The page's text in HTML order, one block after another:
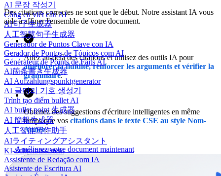
AI 문장 작성기
Công cụ viết câu AI
AI句子生成器
人工智慧句子生成器
Generador de Puntos Clave con IA
Gerador de Pontos de Tópicos com AI
Générateur de Points de Faits AI
AI箇条書き生成器
AI Aufzählungspunktgenerator
AI 글머리 기호 생성기
Trình tạo điểm bullet AI
AI bullet point 生成器
AI 簡報生成器
人工智能写作助手
AIライティングアシスタント
KI-Schreibassistent
Assistente de Redação com IA
Asistente de Escritura AI
Des citations correctes ne sont que le début. Notre assistant IA vous
aide à affiner l'ensemble de votre document.
Allez au-delà des citations et utilisez des outils IA pour
améliorer la fluidité, renforcer les arguments et vérifier la
grammaire.
Obtenez des suggestions d'écriture intelligentes en même
temps que vos citations dans le texte CSE au style Nom-
Année.
Améliorez votre document maintenant